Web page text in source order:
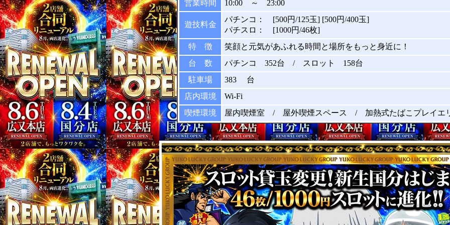
営業時間 10:00 ～ 23:00
遊技料金
パチンコ： [500円/125玉] [500円/400玉]
パチスロ： [1000円/46枚]
特 徴
笑顔と元気があふれる時間と場所をもっと身近に！
台 数
パチンコ 352台 / スロット 158台
駐車場
383 台
店内環境
Wi-Fi
喫煙環境
屋内喫煙室 / 屋外喫煙スペース / 加熱式たばこプレイエ